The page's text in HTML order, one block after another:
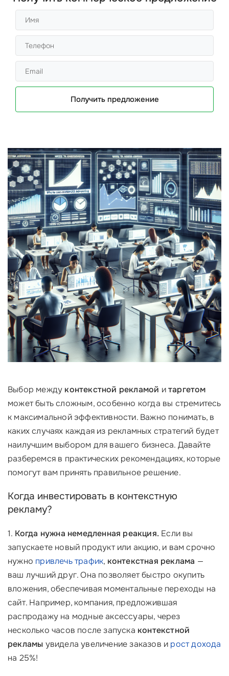
Получить предложение
Выбор между контекстной рекламой итаргетом
может быть сложным, особенно когда вы стремитесь
к максимальной эффективности. Важно понимать, в
каких случаях каждая из рекламных стратегий будет
наилучшим выбором для вашего бизнеса. Давайте
разберемся в практических рекомендациях, которые
помогут вам принять правильное решение.
Когда инвестировать в контекстную
рекламу?
1. Когда нужна немедленная реакция. Если вы
запускаете новый продукт или акцию, и вам срочно
нужно привлечь трафик, контекстная реклама —
ваш лучший друг. Она позволяет быстро окупить
вложения, обеспечивая моментальные переходы на
сайт. Например, компания, предложившая
распродажу на модные аксессуары, через
несколько часов после запуска контекстной
рекламы увидела увеличение заказов и рост дохода
на 25%!